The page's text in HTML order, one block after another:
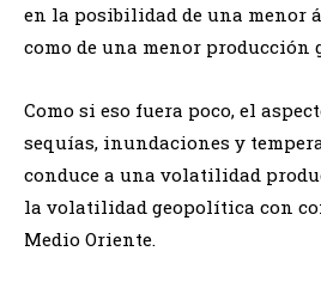
en la posibilidad de una menor
como de una menor producción
Como si eso fuera poco, el
sequías, inundaciones y
conduce a una volatilidad
la volatilidad geopolítica con
Medio Oriente.